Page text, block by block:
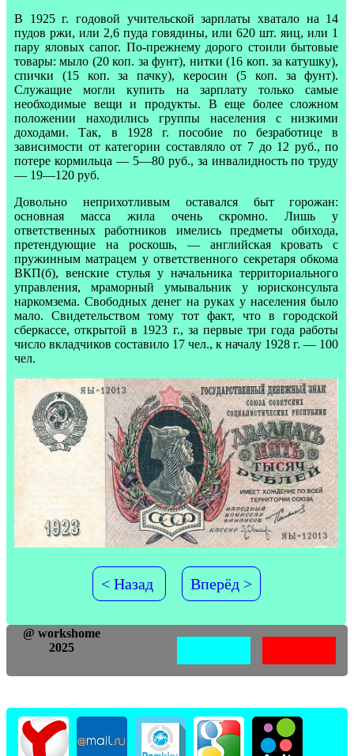
В 1925 г. годовой учительской зарплаты хватало на 14
пудов ржи, или 2,6 пуда говядины, или 620 шт. яиц, или 1
пару яловых сапог. По-прежнему дорого стоили бытовые
товары: мыло (20 коп. за фунт), нитки (16 коп. за катушку),
спички (15 коп. за пачку), керосин (5 коп. за фунт).
Служащие могли купить на зарплату только самые
необходимые вещи и продукты. В еще более сложном
положении находились группы населения с низкими
доходами. Так, в 1928 г. пособие по безработице в
зависимости от категории составляло от 7 до 12 руб., по
потере кормильца — 5—80 руб., за инвалидность по труду
— 19—120 руб.
Довольно неприхотливым оставался быт горожан:
основная масса жила очень скромно. Лишь у
ответственных работников имелись предметы обихода,
претендующие на роскошь, — английская кровать с
пружинным матрацем у ответственного секретаря обкома
ВКП(б), венские стулья у начальника территориального
управления, мраморный умывальник у юрисконсульта
наркомзема. Свободных денег на руках у населения было
мало. Свидетельством тому тот факт, что в городской
сберкассе, открытой в 1923 г., за первые три года работы
число вкладчиков составило 17 чел., к началу 1928 г. — 100
чел.
< Назад Вперёд >
@ workshome
2025